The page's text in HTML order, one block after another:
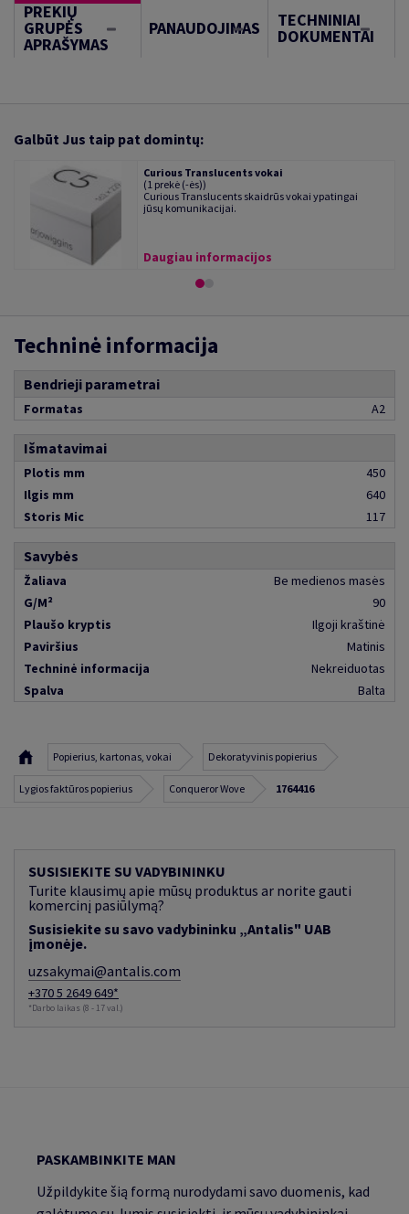
PREKIŲ
GRUPĖS
APRAŠYMAS
PANAUDOJIMAS TECHNINIAI
DOKUMENTAI
Galbūt Jus taip pat domintų:
Curious Translucents vokai
(1 prekė (-ės))
Curious Translucents skaidrūs vokai ypatingai
jūsų komunikacijai.
Daugiau informacijos
Techninė informacija
Bendrieji parametrai
Formatas A2
Išmatavimai
Plotis mm
450
Ilgis mm
640
Storis Mic
117
Savybės
Žaliava
Be medienos masės
G/M²
90
Plaušo kryptis
Ilgoji kraštinė
Paviršius
Matinis
Techninė informacija
Nekreiduotas
Spalva
Balta
Popierius, kartonas, vokai Dekoratyvinis popierius
Lygios faktūros popierius Conqueror Wove 1764416
SUSISIEKITE SU VADYBININKU
Turite klausimų apie mūsų produktus ar norite gauti
komercinį pasiūlymą?
Susisiekite su savo vadybininku „Antalis" UAB
įmonėje.
uzsakymai@antalis.com
+370 5 2649 649*
*Darbo laikas (8 - 17 val.)
PASKAMBINKITE MAN
Užpildykite šią formą nurodydami savo duomenis, kad